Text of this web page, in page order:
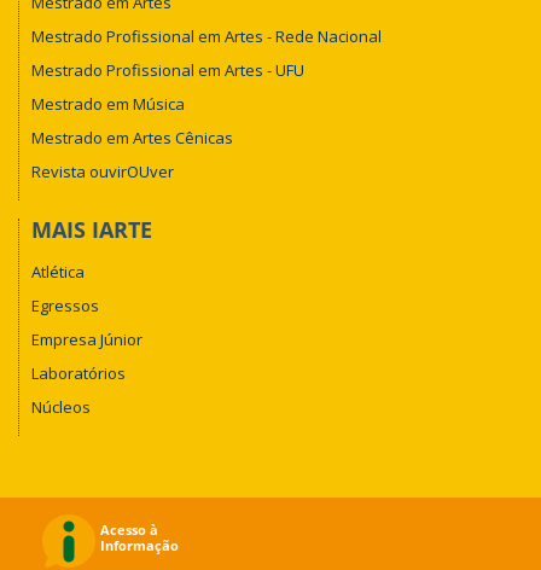
Mestrado Profissional em Artes - Rede Nacional
Mestrado Profissional em Artes - UFU
Mestrado em Música
Mestrado em Artes Cênicas
Revista ouvirOUver
MAIS IARTE
Atlética
Egressos
Empresa Júnior
Laboratórios
Núcleos